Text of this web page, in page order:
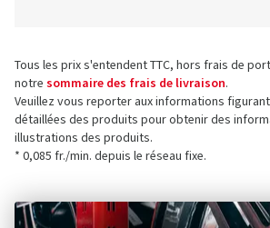
Tous les prix s'entendent TTC, hors frais de
notre sommaire des frais de livraison.
Veuillez vous reporter aux informations
détaillées des produits pour obtenir des
illustrations des produits.
* 0,085 fr./min. depuis le réseau fixe.